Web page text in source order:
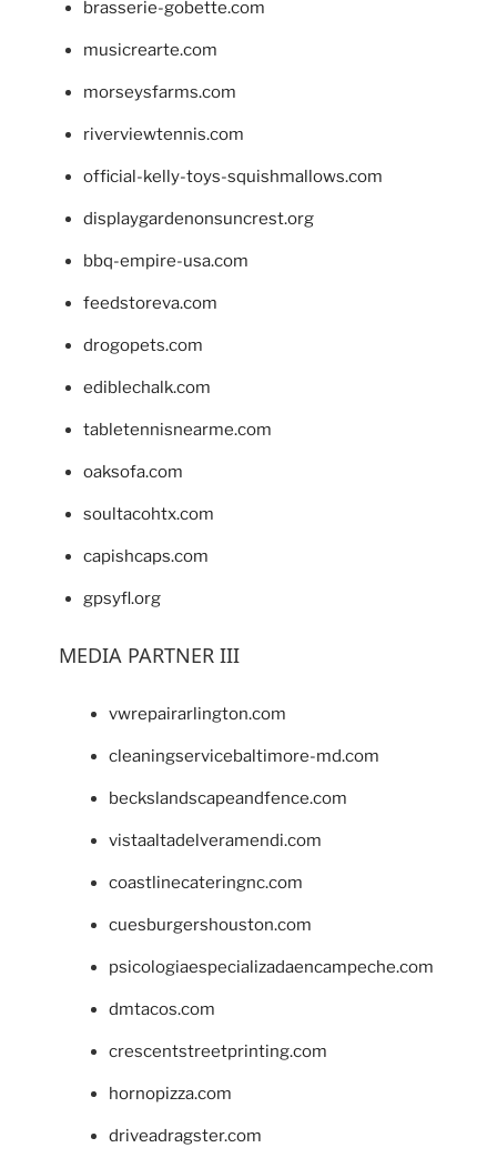
brasserie-gobette.com
musicrearte.com
morseysfarms.com
riverviewtennis.com
official-kelly-toys-squishmallows.com
displaygardenonsuncrest.org
bbq-empire-usa.com
feedstoreva.com
drogopets.com
ediblechalk.com
tabletennisnearme.com
oaksofa.com
soultacohtx.com
capishcaps.com
gpsyfl.org
MEDIA PARTNER III
vwrepairarlington.com
cleaningservicebaltimore-md.com
beckslandscapeandfence.com
vistaaltadelveramendi.com
coastlinecateringnc.com
cuesburgershouston.com
psicologiaespecializadaencampeche.com
dmtacos.com
crescentstreetprinting.com
hornopizza.com
driveadragster.com